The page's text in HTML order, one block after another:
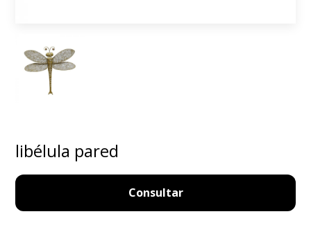
libélula pared
Consultar